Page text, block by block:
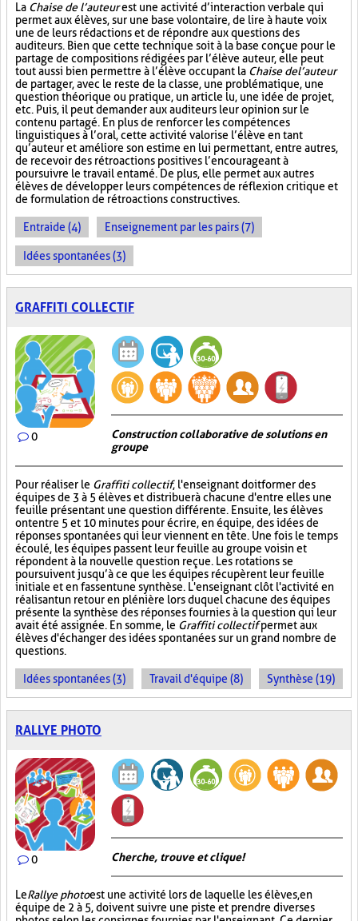
La Chaise de l’auteurest une activité d’interaction verbale qui
permet aux élèves, sur une base volontaire, de lire à haute voix
une de leurs rédactions et de répondre aux questions des
auditeurs. Bien que cette technique soit à la base conçue pour le
partage de compositions rédigées par l’élève auteur, elle peut
tout aussi bien permettre à l’élève occupant la Chaise de l’auteur
de partager, avec le reste de la classe, une problématique, une
question théorique ou pratique, un article lu, une idée de projet,
etc. Puis, il peut demander aux auditeurs leur opinion sur le
contenu partagé. En plus de renforcer les compétences
linguistiques à l’oral, cette activité valorise l’élève en tant
qu’auteur et améliore son estime en lui permettant, entre autres,
de recevoir des rétroactions positives l’encourageant à
poursuivre le travail entamé. De plus, elle permet aux autres
élèves de développer leurs compétences de réflexion critique et
de formulation de rétroactions constructives.
Entraide (4) Enseignement par les pairs (7)
Idées spontanées (3)
GRAFFITI COLLECTIF
0
Construction collaborative de solutions en
groupe
Pour réaliser le Graffiti collectif, l'enseignant doit former des
équipes de 3 à 5 élèves et distribuer à chacune d'entre elles une
feuille présentant une question différente. Ensuite, les élèves
ont entre 5 et 10 minutes pour écrire, en équipe, des idées de
réponses spontanées qui leur viennent en tête. Une fois le temps
écoulé, les équipes passent leur feuille au groupe voisin et
répondent à la nouvelle question reçue. Les rotations se
poursuivent jusqu’à ce que les équipes récupèrent leur feuille
initiale et en fassent une synthèse. L'enseignant clôt l'activité en
réalisant un retour en plénière lors duquel chacune des équipes
présente la synthèse des réponses fournies à la question qui leur
avait été assignée. En somme, le Graffiti collectifpermet aux
élèves d'échanger des idées spontanées sur un grand nombre de
questions.
Idées spontanées (3) Travail d'équipe (8) Synthèse (19)
RALLYE PHOTO
0 Cherche, trouve et clique !
LeRallye photoest une activité lors de laquelle les élèves, en
équipe de 2 à 5, doivent suivre une piste et prendre diverses